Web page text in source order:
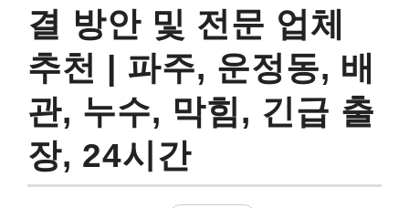
결 방안 및 전문 업체
추천 | 파주, 운정동, 배
관, 누수, 막힘, 긴급 출
장, 24시간